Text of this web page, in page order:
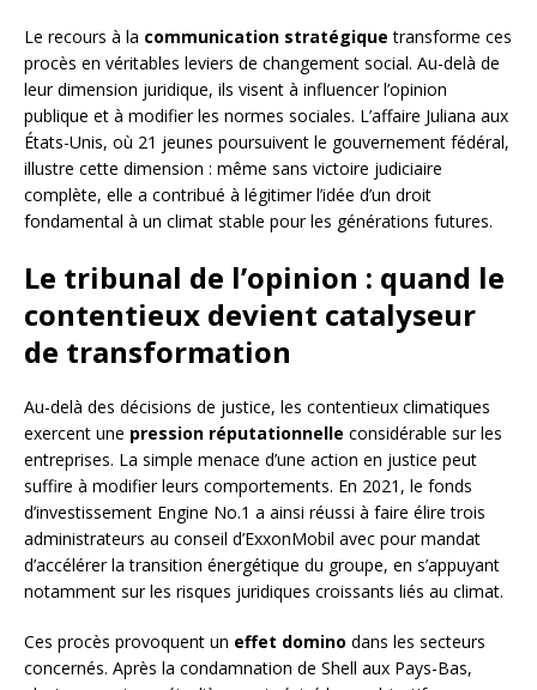
Le recours à la communication stratégique transforme ces
procès en véritables leviers de changement social. Au-delà de
leur dimension juridique, ils visent à influencer l’opinion
publique et à modifier les normes sociales. L’affaire Juliana aux
États-Unis, où 21 jeunes poursuivent le gouvernement fédéral,
illustre cette dimension : même sans victoire judiciaire
complète, elle a contribué à légitimer l’idée d’un droit
fondamental à un climat stable pour les générations futures.
Le tribunal de l’opinion : quand le
contentieux devient catalyseur
de transformation
Au-delà des décisions de justice, les contentieux climatiques
exercent une pression réputationnelle considérable sur les
entreprises. La simple menace d’une action en justice peut
suffire à modifier leurs comportements. En 2021, le fonds
d’investissement Engine No.1 a ainsi réussi à faire élire trois
administrateurs au conseil d’ExxonMobil avec pour mandat
d’accélérer la transition énergétique du groupe, en s’appuyant
notamment sur les risques juridiques croissants liés au climat.
Ces procès provoquent un effet domino dans les secteurs
concernés. Après la condamnation de Shell aux Pays-Bas,